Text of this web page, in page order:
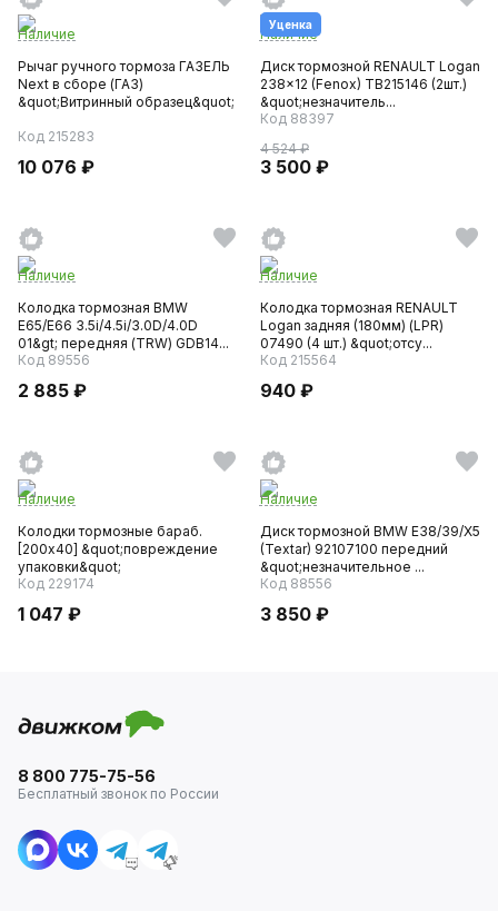
Наличие
Рычаг ручного тормоза ГАЗЕЛЬ
Next в сборе (ГАЗ)
&quot;Витринный образец&quot;
Код 215283
10 076 ₽
Уценка
Наличие
Диск тормозной RENAULT Logan
238x12 (Fenox) TB215146 (2шт.)
&quot;незначитель...
Код 88397
4 524 ₽
3 500 ₽
Наличие
Колодка тормозная BMW
E65/E66 3.5i/4.5i/3.0D/4.0D
01&gt; передняя (TRW) GDB14...
Код 89556
2 885 ₽
Наличие
Колодка тормозная RENAULT
Logan задняя (180мм) (LPR)
07490 (4 шт.) &quot;отсу...
Код 215564
940 ₽
Наличие
Колодки тормозные бараб.
[200x40] &quot;повреждение
упаковки&quot;
Код 229174
1 047 ₽
Наличие
Диск тормозной BMW E38/39/X5
(Textar) 92107100 передний
&quot;незначительное ...
Код 88556
3 850 ₽
8 800 775-75-56
Бесплатный звонок по России